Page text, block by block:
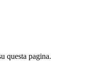
questa pagina.